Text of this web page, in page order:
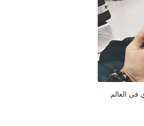
في العالم